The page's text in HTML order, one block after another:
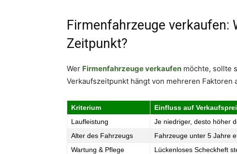
Firmenfahrzeuge verkaufen:
Zeitpunkt?
Wer Firmenfahrzeuge verkaufen möchte, sollte
Verkaufszeitpunkt hängt von mehreren Faktoren
Kriterium
Einfluss auf
Laufleistung
Je niedriger, desto höher
Alter des Fahrzeugs
Fahrzeuge unter 5 Jahre
Wartung & Pflege
Lückenloses Scheckheft